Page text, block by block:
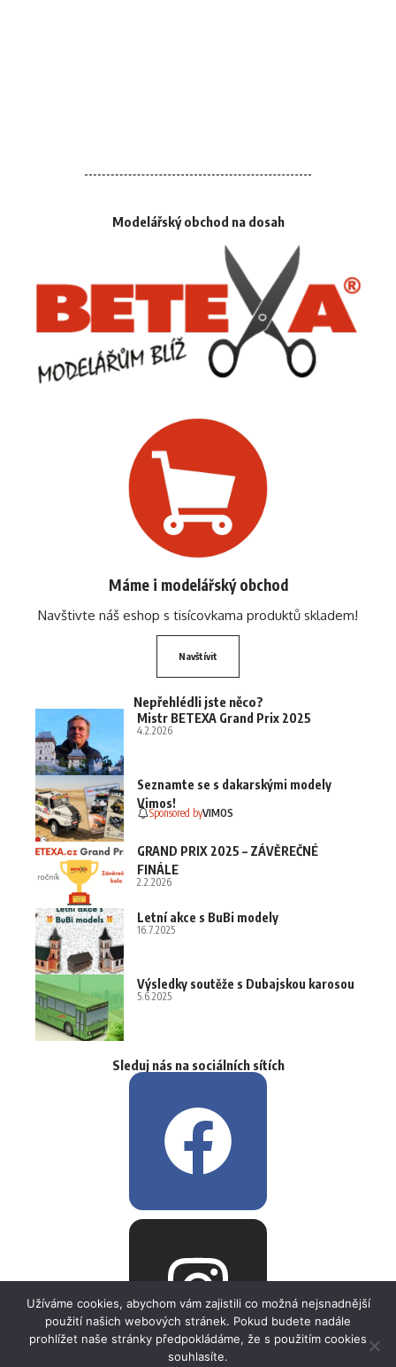
Modelářský obchod na dosah
Máme i modelářský obchod
Navštivte náš eshop s tisícovkama produktů skladem!
Navštívit
Nepřehlédli jste něco?
Mistr BETEXA Grand Prix 2025
4.2.2026
Seznamte se s dakarskými modely
Vimos!
Sponsored byVIMOS
GRAND PRIX 2025 – ZÁVĚREČNÉ
FINÁLE
2.2.2026
Letní akce s BuBi modely
16.7.2025
Výsledky soutěže s Dubajskou karosou
5.6.2025
Sleduj nás na sociálních sítích
Užíváme cookies, abychom vám zajistili co možná nejsnadnější
použití našich webových stránek. Pokud budete nadále
prohlížet naše stránky předpokládáme, že s použitím cookies
souhlasíte.